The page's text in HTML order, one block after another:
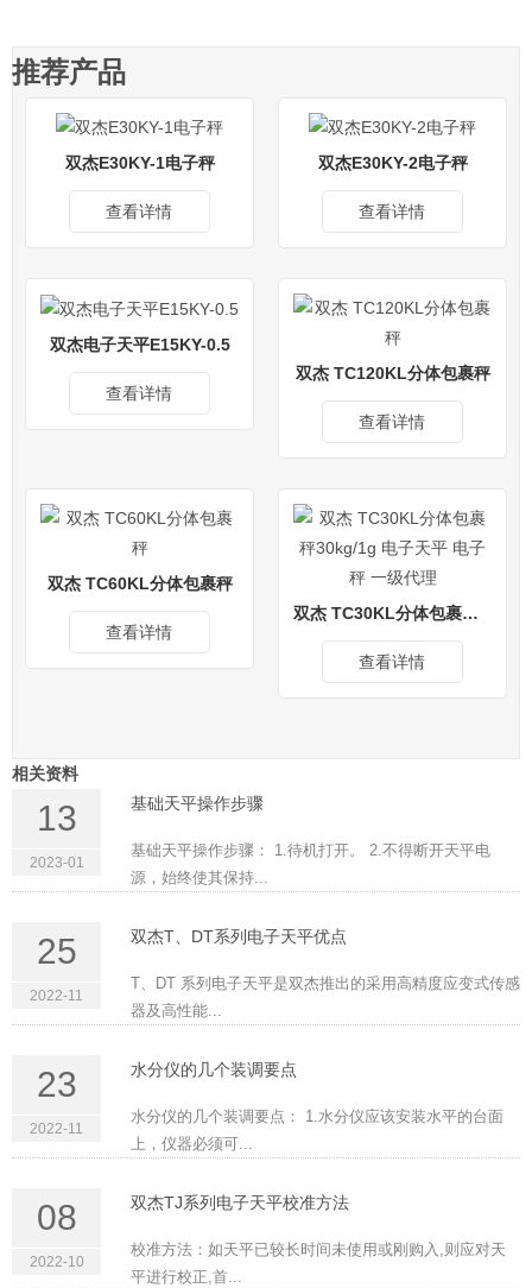
推荐产品
双杰E30KY-1电子秤
查看详情
双杰E30KY-2电子秤
查看详情
双杰电子天平E15KY-0.5
查看详情
双杰 TC120KL分体包裹秤
查看详情
双杰 TC60KL分体包裹秤
查看详情
双杰 TC30KL分体包裹秤30kg/1g 电子天平 电子秤 一级代理
查看详情
相关资料
13
2023-01
基础天平操作步骤
基础天平操作步骤： 1.待机打开。 2.不得断开天平电
源，始终使其保持...
25
2022-11
双杰T、DT系列电子天平优点
T、DT 系列电子天平是双杰推出的采用高精度应变式传感
器及高性能...
23
2022-11
水分仪的几个装调要点
水分仪的几个装调要点： 1.水分仪应该安装水平的台面
上，仪器必须可...
08
2022-10
双杰TJ系列电子天平校准方法
校准方法：如天平已较长时间未使用或刚购入,则应对天
平进行校正,首...